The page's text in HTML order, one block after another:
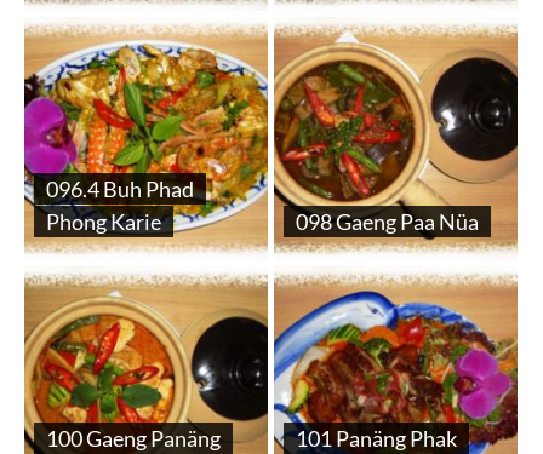
096.4 Buh Phad
Phong Karie
098 Gaeng Paa Nüa
100 Gaeng Panäng
101 Panäng Phak